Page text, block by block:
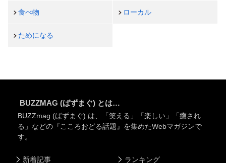
食べ物 ローカル
ためになる
BUZZMAG (ばずまぐ) とは…
BUZZmag (ばずまぐ) は、「笑える」「楽しい」「癒され
る」などの『こころおどる話題』を集めたWebマガジンで
す。
新着記事 ランキング